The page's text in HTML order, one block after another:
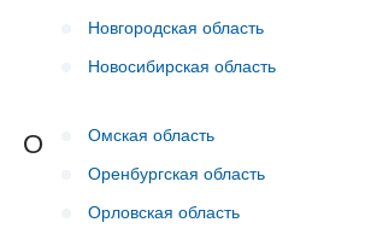
Новгородская область
Новосибирская область
О
Омская область
Оренбургская область
Орловская область